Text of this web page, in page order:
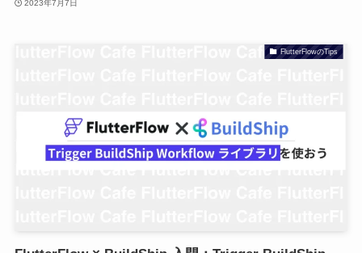
2023年7月7日
FlutterFlowのTips